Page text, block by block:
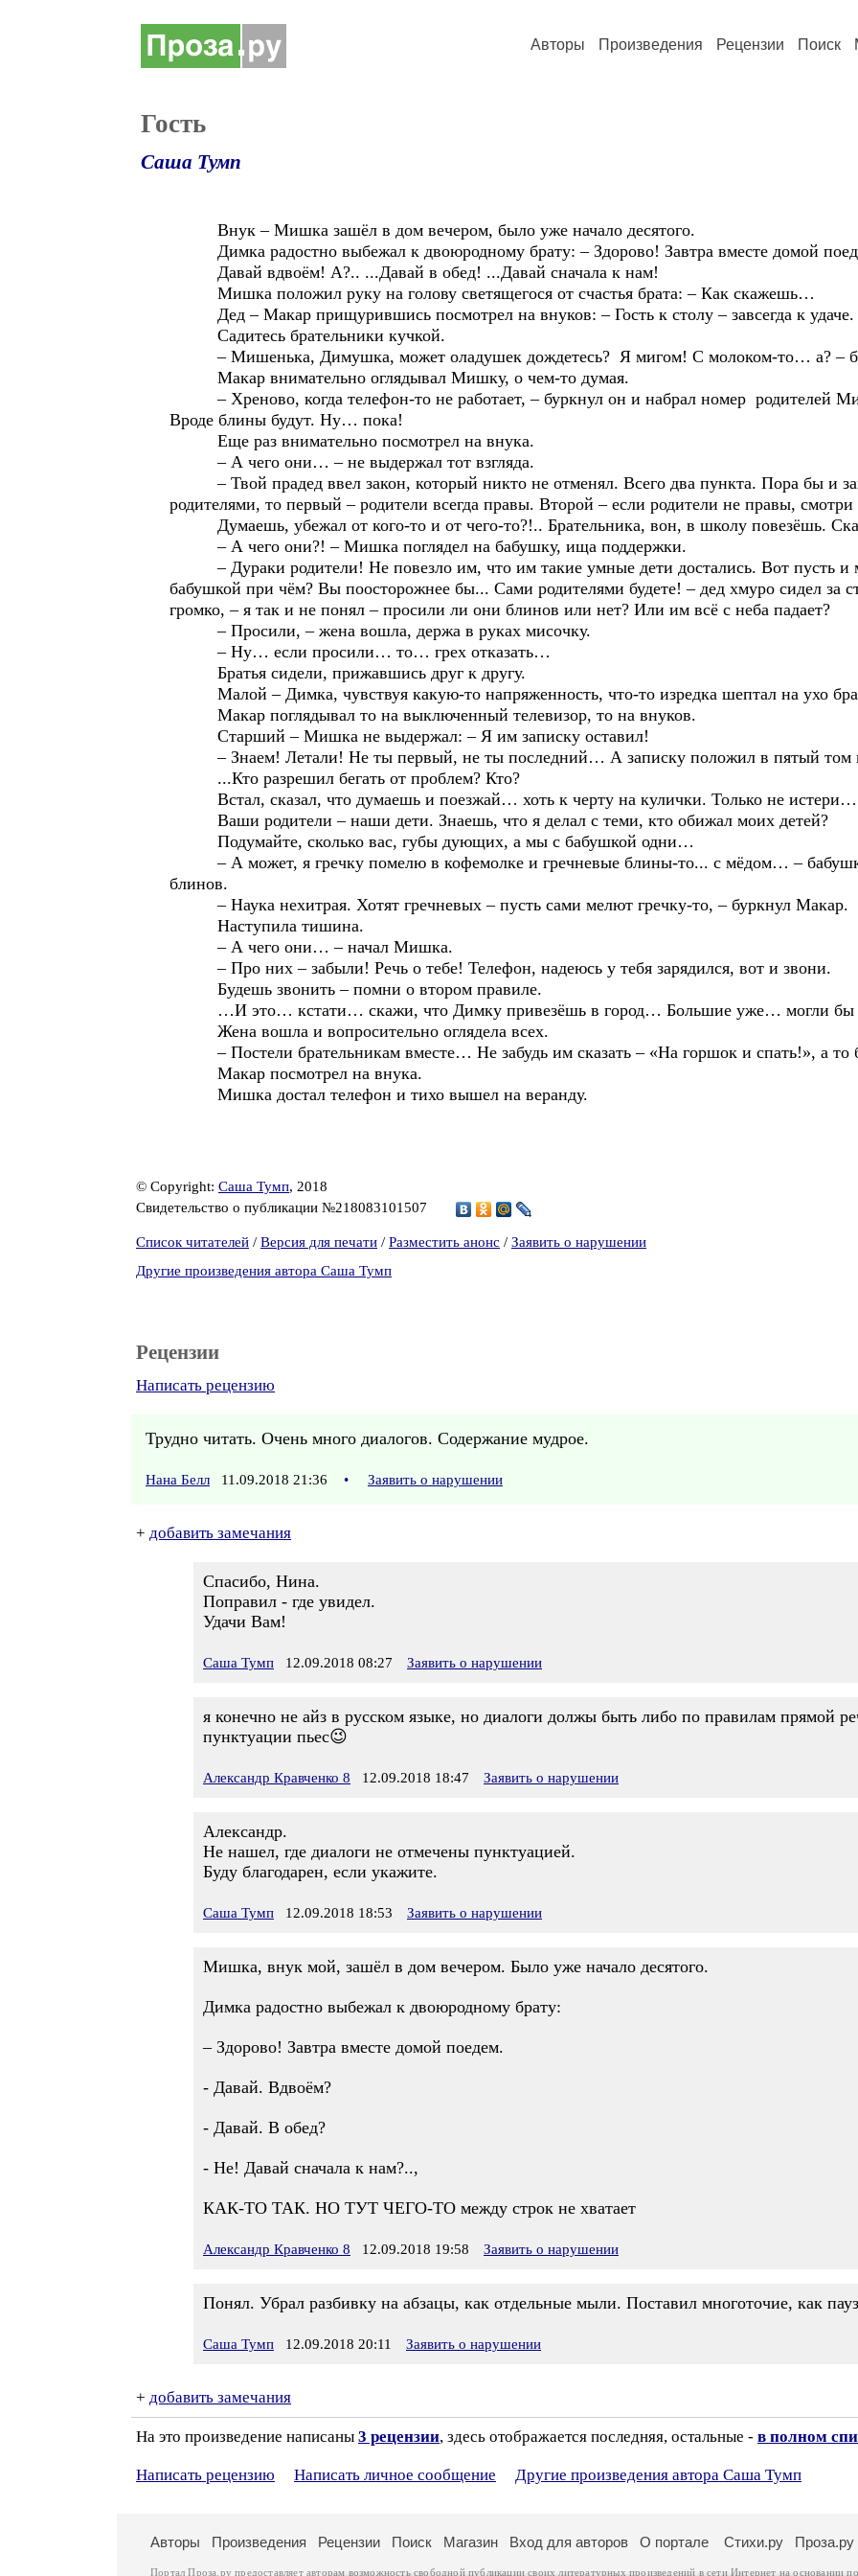
Авторы Произведения Рецензии Поиск
Гость
Саша Тумп
Внук – Мишка зашёл в дом вечером, было уже начало десятого.
Димка радостно выбежал к двоюродному брату: – Здорово! Завтра вместе домой
Давай вдвоём! А?.. ...Давай в обед! ...Давай сначала к нам!
Мишка положил руку на голову светящегося от счастья брата: – Как скажешь…
Дед – Макар прищурившись посмотрел на внуков: – Гость к столу – завсегда к удаче.
Садитесь брательники кучкой.
– Мишенька, Димушка, может оладушек дождетесь? Я мигом! С молоком-то… а? –
Макар внимательно оглядывал Мишку, о чем-то думая.
– Хреново, когда телефон-то не работает, – буркнул он и набрал номер
Вроде блины будут. Ну… пока!
Еще раз внимательно посмотрел на внука.
– А чего они… – не выдержал тот взгляда.
– Твой прадед ввел закон, который никто не отменял. Всего два пункта. Пора бы и
родителями, то первый – родители всегда правы. Второй – если родители не правы,
Думаешь, убежал от кого-то и от чего-то?!.. Брательника, вон, в школу повезёшь.
– А чего они?! – Мишка поглядел на бабушку, ища поддержки.
– Дураки родители! Не повезло им, что им такие умные дети достались. Вот пусть и
бабушкой при чём? Вы поосторожнее бы... Сами родителями будете! – дед хмуро сидел за
громко, – я так и не понял – просили ли они блинов или нет? Или им всё с неба падает?
– Просили, – жена вошла, держа в руках мисочку.
– Ну… если просили… то… грех отказать…
Братья сидели, прижавшись друг к другу.
Малой – Димка, чувствуя какую-то напряженность, что-то изредка шептал на ухо
Макар поглядывал то на выключенный телевизор, то на внуков.
Старший – Мишка не выдержал: – Я им записку оставил!
– Знаем! Летали! Не ты первый, не ты последний… А записку положил в пятый том
...Кто разрешил бегать от проблем? Кто?
Встал, сказал, что думаешь и поезжай… хоть к черту на кулички. Только не истери…
Ваши родители – наши дети. Знаешь, что я делал с теми, кто обижал моих детей?
Подумайте, сколько вас, губы дующих, а мы с бабушкой одни…
– А может, я гречку помелю в кофемолке и гречневые блины-то... с мёдом… –
блинов.
– Наука нехитрая. Хотят гречневых – пусть сами мелют гречку-то, – буркнул Макар.
Наступила тишина.
– А чего они… – начал Мишка.
– Про них – забыли! Речь о тебе! Телефон, надеюсь у тебя зарядился, вот и звони.
Будешь звонить – помни о втором правиле.
…И это… кстати… скажи, что Димку привезёшь в город… Большие уже… могли бы
Жена вошла и вопросительно оглядела всех.
– Постели брательникам вместе… Не забудь им сказать – «На горшок и спать!», а то
Макар посмотрел на внука.
Мишка достал телефон и тихо вышел на веранду.
© Copyright: Саша Тумп, 2018
Свидетельство о публикации №218083101507
Список читателей / Версия для печати / Разместить анонс / Заявить о нарушении
Другие произведения автора Саша Тумп
Рецензии
Написать рецензию
Трудно читать. Очень много диалогов. Содержание мудрое.
Нана Белл 11.09.2018 21:36 • Заявить о нарушении
+ добавить замечания
Спасибо, Нина.
Поправил - где увидел.
Удачи Вам!
Саша Тумп 12.09.2018 08:27 Заявить о нарушении
я конечно не айз в русском языке, но диалоги должы быть либо по правилам прямой
пунктуации пьес😉
Александр Кравченко 8 12.09.2018 18:47 Заявить о нарушении
Александр.
Не нашел, где диалоги не отмечены пунктуацией.
Буду благодарен, если укажите.
Саша Тумп 12.09.2018 18:53 Заявить о нарушении
Мишка, внук мой, зашёл в дом вечером. Было уже начало десятого.
Димка радостно выбежал к двоюродному брату:
– Здорово! Завтра вместе домой поедем.
- Давай. Вдвоём?
- Давай. В обед?
- Не! Давай сначала к нам?..,
КАК-ТО ТАК. НО ТУТ ЧЕГО-ТО между строк не хватает
Александр Кравченко 8 12.09.2018 19:58 Заявить о нарушении
Понял. Убрал разбивку на абзацы, как отдельные мыли. Поставил многоточие, как
Саша Тумп 12.09.2018 20:11 Заявить о нарушении
+ добавить замечания
На это произведение написаны 3 рецензии, здесь отображается последняя, остальные - в полном
Написать рецензию Написать личное сообщение Другие произведения автора Саша Тумп
Авторы Произведения Рецензии Поиск Магазин Вход для авторов О портале Стихи.ру Проза.ру
Портал Проза.ру предоставляет авторам возможность свободной публикации своих литературных произведений в сети Интернет на основании